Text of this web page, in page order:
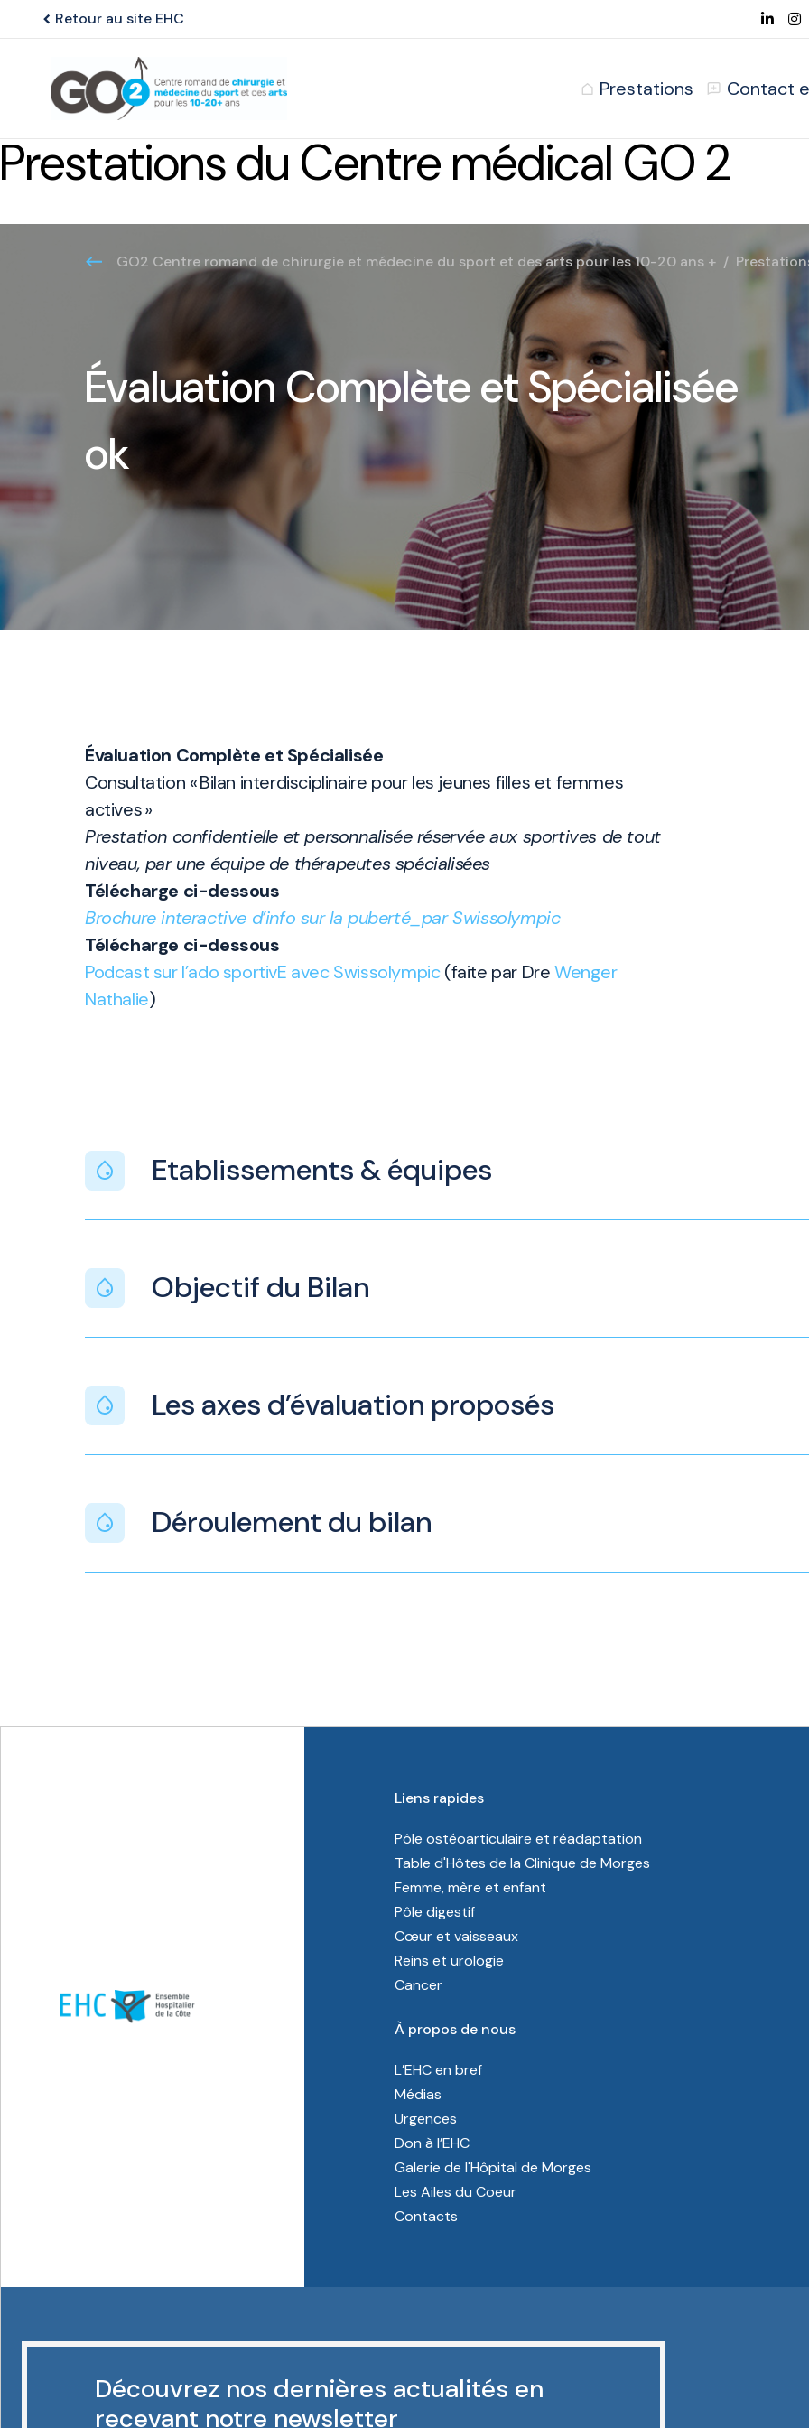
chevron_left Retour au site EHC
Prestations Contact
Prestations du Centre médical GO 2
GO2 Centre romand de chirurgie et médecine du sport et des arts pour les 10-20 ans +
Évaluation Complète et Spécialisée
ok
Évaluation Complète et Spécialisée
Consultation « Bilan interdisciplinaire pour les jeunes filles et femmes
actives »
Prestation confidentielle et personnalisée réservée aux sportives de tout
niveau, par une équipe de thérapeutes spécialisées
Télécharge ci-dessous
Brochure interactive d’info sur la puberté_par Swissolympic
Télécharge ci-dessous
Podcast sur l’ado sportivE avec Swissolympic(faite par DreWenger
Nathalie)
Etablissements & équipes
Objectif du Bilan
Les axes d’évaluation proposés
Déroulement du bilan
Liens rapides
Pôle ostéoarticulaire et réadaptation
Table d'Hôtes de la Clinique de Morges
Femme, mère et enfant
Pôle digestif
Cœur et vaisseaux
Reins et urologie
Cancer
À propos de nous
L’EHC en bref
Médias
Urgences
Don à l’EHC
Galerie de l'Hôpital de Morges
Les Ailes du Coeur
Contacts
Découvrez nos dernières actualités en
recevant notre newsletter